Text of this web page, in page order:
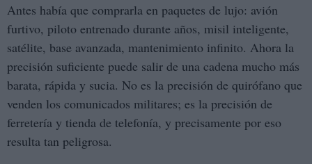
Antes había que comprarla en paquetes de lujo: avión
furtivo, piloto entrenado durante años, misil inteligente,
satélite, base avanzada, mantenimiento infinito. Ahora la
precisión suficiente puede salir de una cadena mucho más
barata, rápida y sucia. No es la precisión de quirófano que
venden los comunicados militares; es la precisión de
ferretería y tienda de telefonía, y precisamente por eso
resulta tan peligrosa.